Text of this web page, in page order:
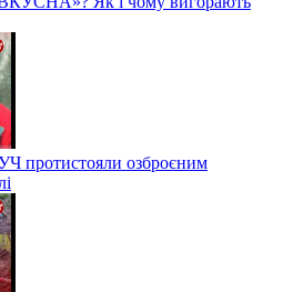
протистояли озброєним